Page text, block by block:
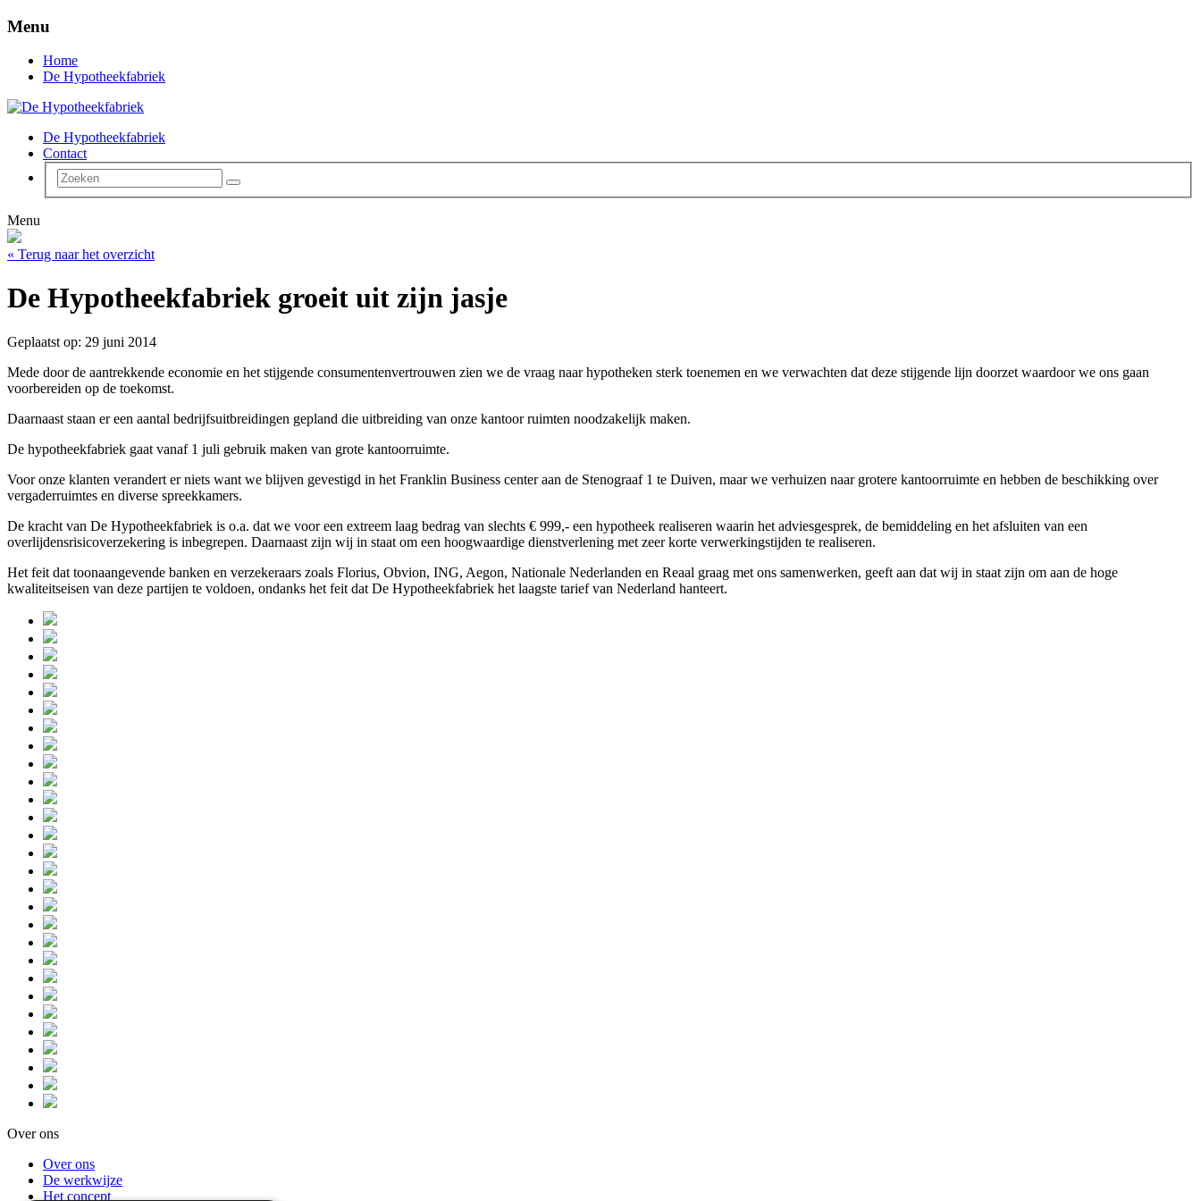
Menu
Home
De Hypotheekfabriek
De Hypotheekfabriek
Contact
Menu
« Terug naar het overzicht
De Hypotheekfabriek groeit uit zijn jasje
Geplaatst op: 29 juni 2014
Mede door de aantrekkende economie en het stijgende consumentenvertrouwen zien we de vraag naar hypotheken sterk toenemen en we verwachten dat deze stijgende lijn doorzet waardoor we ons gaan
voorbereiden op de toekomst.
Daarnaast staan er een aantal bedrijfsuitbreidingen gepland die uitbreiding van onze kantoor ruimten noodzakelijk maken.
De hypotheekfabriek gaat vanaf 1 juli gebruik maken van grote kantoorruimte.
Voor onze klanten verandert er niets want we blijven gevestigd in het Franklin Business center aan de Stenograaf 1 te Duiven, maar we verhuizen naar grotere kantoorruimte en hebben de beschikking over
vergaderruimtes en diverse spreekkamers.
De kracht van De Hypotheekfabriek is o.a. dat we voor een extreem laag bedrag van slechts € 999,- een hypotheek realiseren waarin het adviesgesprek, de bemiddeling en het afsluiten van een
overlijdensrisicoverzekering is inbegrepen. Daarnaast zijn wij in staat om een hoogwaardige dienstverlening met zeer korte verwerkingstijden te realiseren.
Het feit dat toonaangevende banken en verzekeraars zoals Florius, Obvion, ING, Aegon, Nationale Nederlanden en Reaal graag met ons samenwerken, geeft aan dat wij in staat zijn om aan de hoge
kwaliteitseisen van deze partijen te voldoen, ondanks het feit dat De Hypotheekfabriek het laagste tarief van Nederland hanteert.
Over ons
Over ons
De werkwijze
Het concept